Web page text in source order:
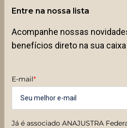
Entre na nossa lista
Acompanhe nossas
benefícios direto na sua
E-mail*
Já é associado ANAJUSTRA